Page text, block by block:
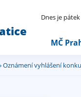
Dnes je
MČ
Oznámení vyhlášení